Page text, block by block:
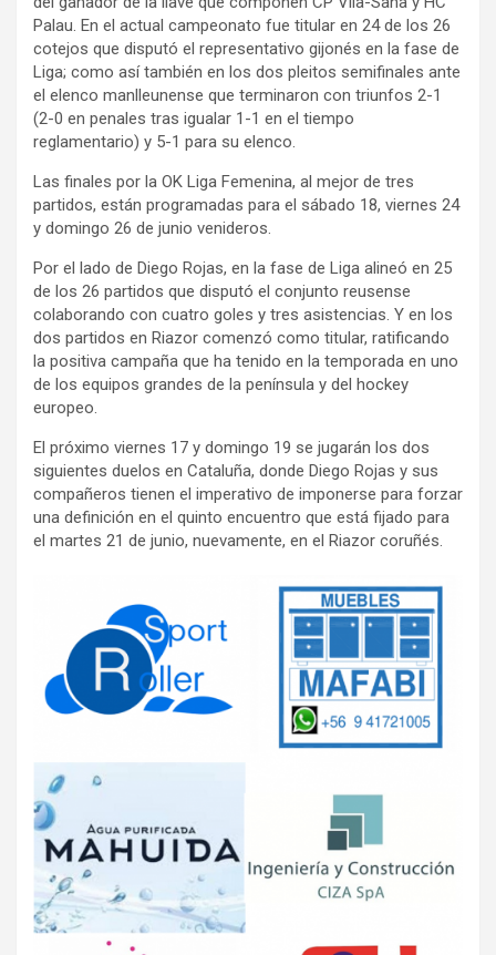
Palau. En el actual campeonato fue titular en 24 de los 26
cotejos que disputó el representativo gijonés en la fase de
Liga; como así también en los dos pleitos semifinales ante
el elenco manlleunense que terminaron con triunfos 2-1
(2-0 en penales tras igualar 1-1 en el tiempo
reglamentario) y 5-1 para su elenco.
Las finales por la OK Liga Femenina, al mejor de tres
partidos, están programadas para el sábado 18, viernes 24
y domingo 26 de junio venideros.
Por el lado de Diego Rojas, en la fase de Liga alineó en 25
de los 26 partidos que disputó el conjunto reusense
colaborando con cuatro goles y tres asistencias. Y en los
dos partidos en Riazor comenzó como titular, ratificando
la positiva campaña que ha tenido en la temporada en uno
de los equipos grandes de la península y del hockey
europeo.
El próximo viernes 17 y domingo 19 se jugarán los dos
siguientes duelos en Cataluña, donde Diego Rojas y sus
compañeros tienen el imperativo de imponerse para forzar
una definición en el quinto encuentro que está fijado para
el martes 21 de junio, nuevamente, en el Riazor coruñés.